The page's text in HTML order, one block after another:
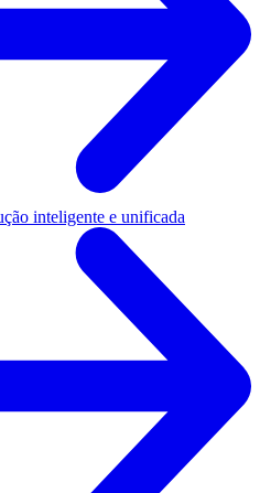
inteligente e unificada